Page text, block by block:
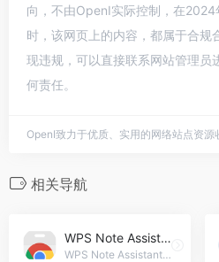
向，不由OpenI实际控制，在
时，该网页上的内容，都属于合规
现违规，可以直接联系网站管理员
何责任。
OpenI致力于优质、实用的网络站点资源
相关导航
WPS Note Assistant – 谷歌插件
WPS Note Assistant - 谷歌插件官网入口网址，WPS Note Assistant ai chrome extension: WPS笔记助手是一个旨在增强WPS笔记网站上的记笔记体验的工具，通过提供一个干净且专注的环境，让用户集中精力在笔记上而不受干扰。